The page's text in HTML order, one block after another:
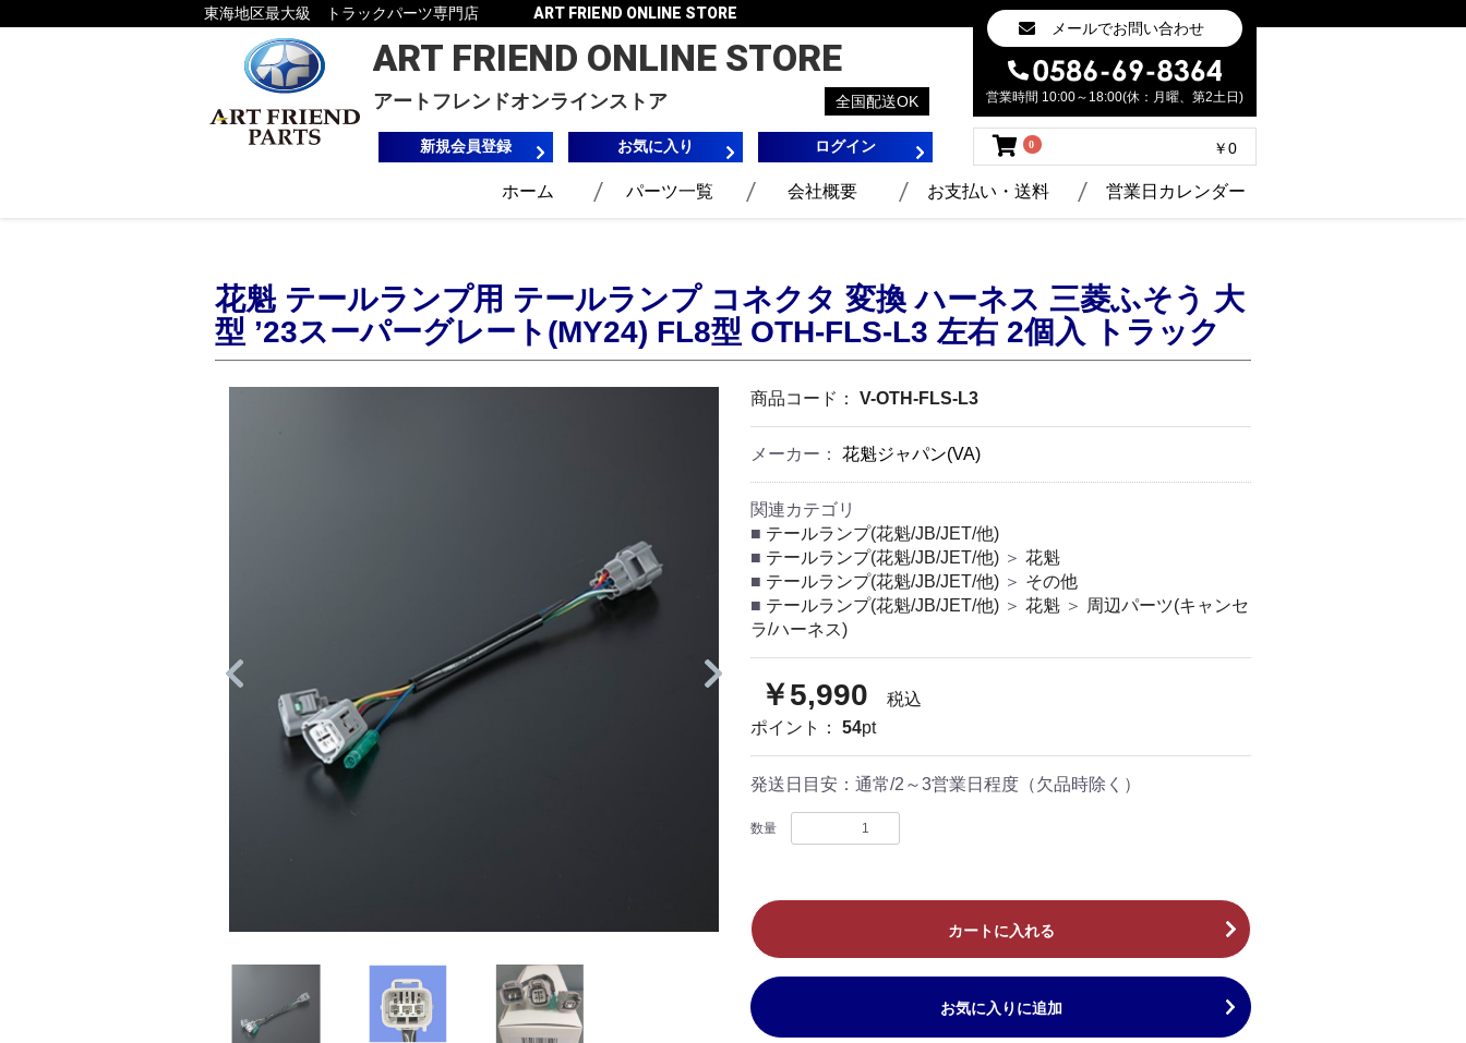
東海地区最大級 トラックパーツ専門店 ART FRIEND ONLINE STORE
ART FRIEND ONLINE STORE
アートフレンドオンラインストア 全国配送OK
メールでお問い合わせ
営業時間 10:00～18:00(休：月曜、第2土日)
新規会員登録 お気に入り ログイン 0 ￥0
ホーム パーツ一覧 会社概要 お支払い・送料 営業日カレンダー
花魁 テールランプ用 テールランプ コネクタ 変換 ハーネス 三菱ふそう 大
型 ’23スーパーグレート(MY24) FL8型 OTH-FLS-L3 左右 2個入 トラック
商品コード： V-OTH-FLS-L3
メーカー： 花魁ジャパン(VA)
関連カテゴリ
テールランプ(花魁/JB/JET/他)
テールランプ(花魁/JB/JET/他) ＞ 花魁
テールランプ(花魁/JB/JET/他) ＞ その他
テールランプ(花魁/JB/JET/他) ＞ 花魁 ＞ 周辺パーツ(キャンセ
ラ/ハーネス)
￥5,990
税込
ポイント： 54pt
発送日目安： 通常/2～3営業日程度（欠品時除く）
数量
カートに入れる
お気に入りに追加